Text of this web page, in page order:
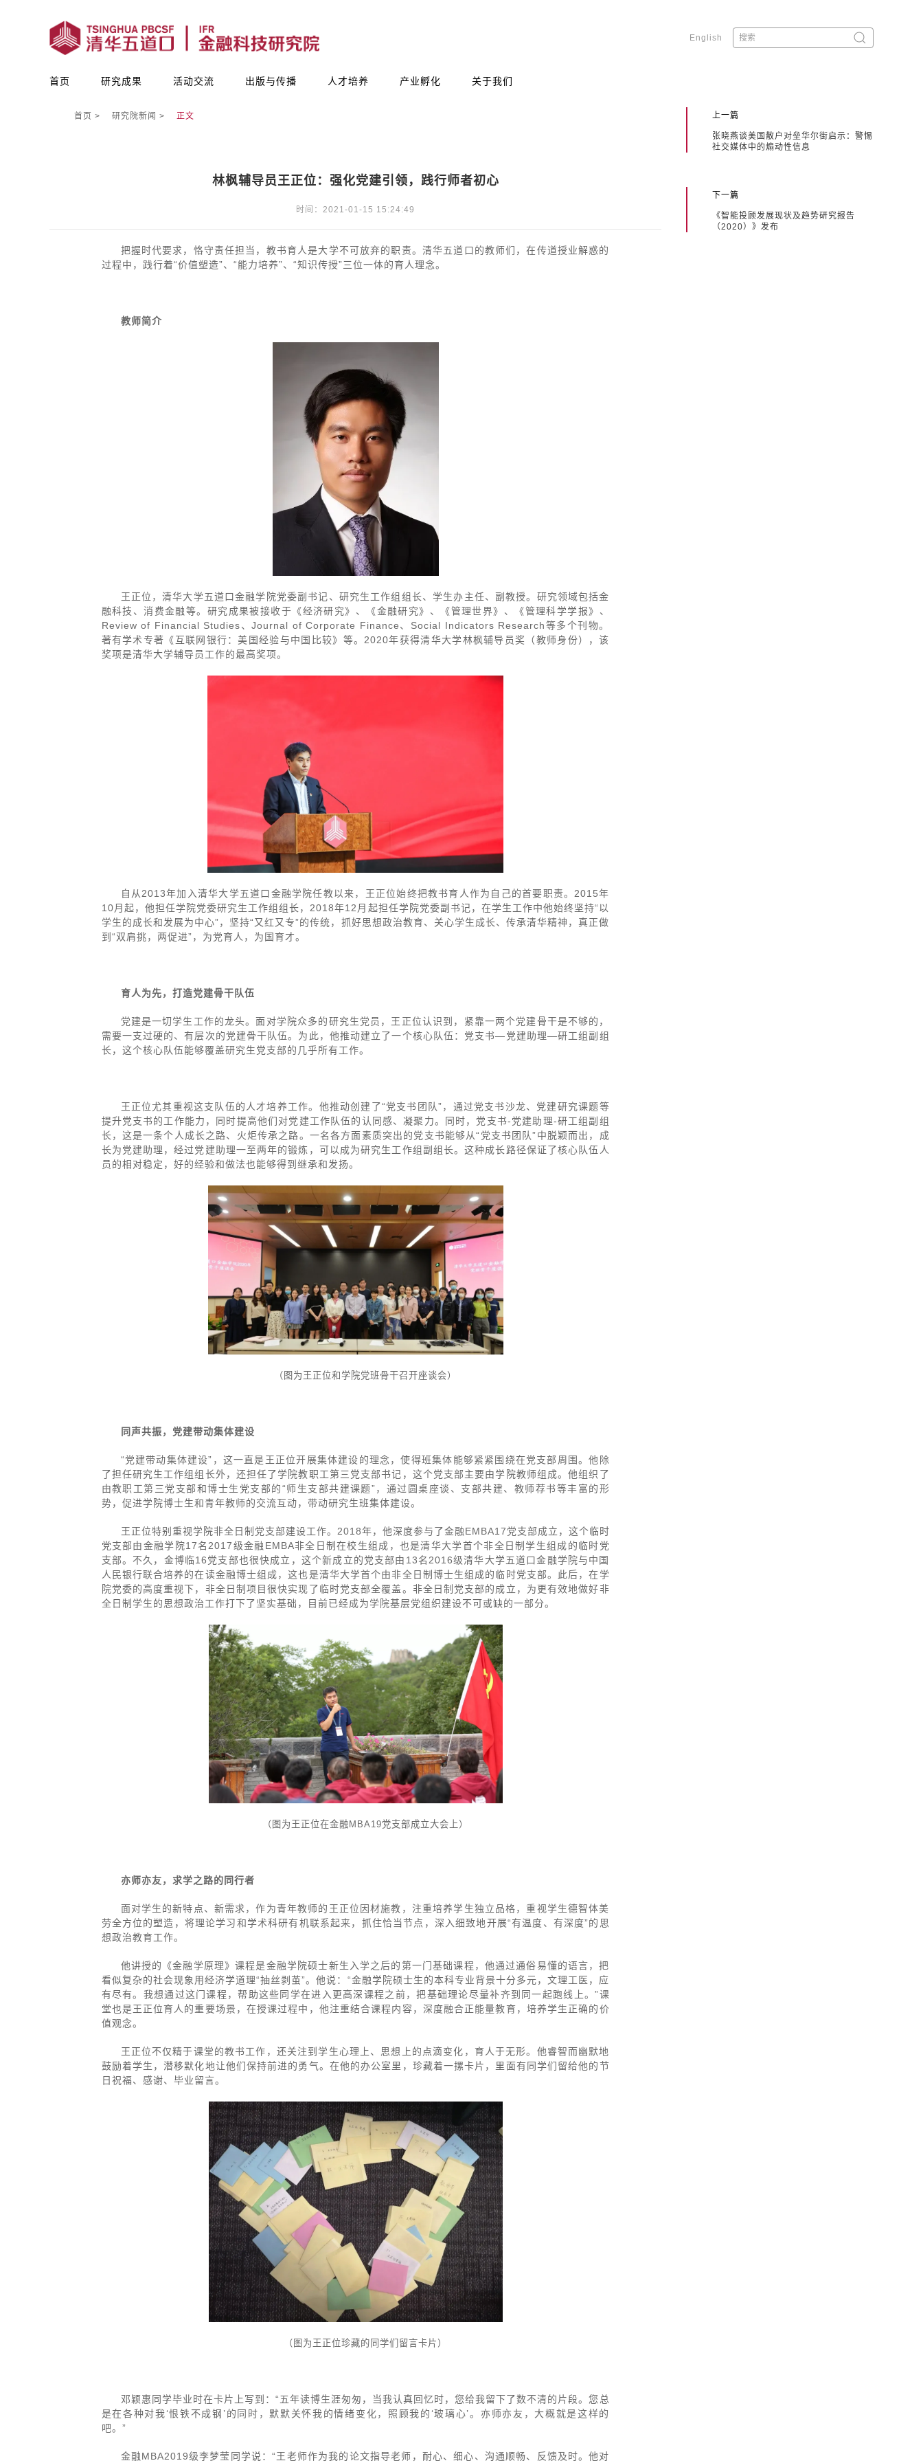
English
首页 研究成果 活动交流 出版与传播 人才培养 产业孵化 关于我们
首页 研究院新闻 正文
林枫辅导员王正位：强化党建引领，践行师者初心
时间：2021-01-15 15:24:49
把握时代要求，恪守责任担当，教书育人是大学不可放弃的职责。清华五道口的教师们，在传道授业解惑的
过程中，践行着“价值塑造”、“能力培养”、“知识传授”三位一体的育人理念。
教师简介
王正位，清华大学五道口金融学院党委副书记、研究生工作组组长、学生办主任、副教授。研究领域包括金
融科技、消费金融等。研究成果被接收于《经济研究》、《金融研究》、《管理世界》、《管理科学学报》、
Review of Financial Studies、Journal of Corporate Finance、Social Indicators Research等多个刊物。
著有学术专著《互联网银行：美国经验与中国比较》等。2020年获得清华大学林枫辅导员奖（教师身份），该
奖项是清华大学辅导员工作的最高奖项。
自从2013年加入清华大学五道口金融学院任教以来，王正位始终把教书育人作为自己的首要职责。2015年
10月起，他担任学院党委研究生工作组组长，2018年12月起担任学院党委副书记，在学生工作中他始终坚持“以
学生的成长和发展为中心”，坚持“又红又专”的传统，抓好思想政治教育、关心学生成长、传承清华精神，真正做
到“双肩挑，两促进”，为党育人，为国育才。
育人为先，打造党建骨干队伍
党建是一切学生工作的龙头。面对学院众多的研究生党员，王正位认识到，紧靠一两个党建骨干是不够的，
需要一支过硬的、有层次的党建骨干队伍。为此，他推动建立了一个核心队伍：党支书—党建助理—研工组副组
长，这个核心队伍能够覆盖研究生党支部的几乎所有工作。
王正位尤其重视这支队伍的人才培养工作。他推动创建了“党支书团队”，通过党支书沙龙、党建研究课题等
提升党支书的工作能力，同时提高他们对党建工作队伍的认同感、凝聚力。同时，党支书-党建助理-研工组副组
长，这是一条个人成长之路、火炬传承之路。一名各方面素质突出的党支书能够从“党支书团队”中脱颖而出，成
长为党建助理，经过党建助理一至两年的锻炼，可以成为研究生工作组副组长。这种成长路径保证了核心队伍人
员的相对稳定，好的经验和做法也能够得到继承和发扬。
（图为王正位和学院党班骨干召开座谈会）
同声共振，党建带动集体建设
“党建带动集体建设”，这一直是王正位开展集体建设的理念，使得班集体能够紧紧围绕在党支部周围。他除
了担任研究生工作组组长外，还担任了学院教职工第三党支部书记，这个党支部主要由学院教师组成。他组织了
由教职工第三党支部和博士生党支部的“师生支部共建课题”，通过圆桌座谈、支部共建、教师荐书等丰富的形
势，促进学院博士生和青年教师的交流互动，带动研究生班集体建设。
王正位特别重视学院非全日制党支部建设工作。2018年，他深度参与了金融EMBA17党支部成立，这个临时
党支部由金融学院17名2017级金融EMBA非全日制在校生组成，也是清华大学首个非全日制学生组成的临时党
支部。不久，金博临16党支部也很快成立，这个新成立的党支部由13名2016级清华大学五道口金融学院与中国
人民银行联合培养的在读金融博士组成，这也是清华大学首个由非全日制博士生组成的临时党支部。此后，在学
院党委的高度重视下，非全日制项目很快实现了临时党支部全覆盖。非全日制党支部的成立，为更有效地做好非
全日制学生的思想政治工作打下了坚实基础，目前已经成为学院基层党组织建设不可或缺的一部分。
（图为王正位在金融MBA19党支部成立大会上）
亦师亦友，求学之路的同行者
面对学生的新特点、新需求，作为青年教师的王正位因材施教，注重培养学生独立品格，重视学生德智体美
劳全方位的塑造，将理论学习和学术科研有机联系起来，抓住恰当节点，深入细致地开展“有温度、有深度”的思
想政治教育工作。
他讲授的《金融学原理》课程是金融学院硕士新生入学之后的第一门基础课程，他通过通俗易懂的语言，把
看似复杂的社会现象用经济学道理“抽丝剥茧”。他说：“金融学院硕士生的本科专业背景十分多元，文理工医，应
有尽有。我想通过这门课程，帮助这些同学在进入更高深课程之前，把基础理论尽量补齐到同一起跑线上。”课
堂也是王正位育人的重要场景，在授课过程中，他注重结合课程内容，深度融合正能量教育，培养学生正确的价
值观念。
王正位不仅精于课堂的教书工作，还关注到学生心理上、思想上的点滴变化，育人于无形。他睿智而幽默地
鼓励着学生，潜移默化地让他们保持前进的勇气。在他的办公室里，珍藏着一摞卡片，里面有同学们留给他的节
日祝福、感谢、毕业留言。
（图为王正位珍藏的同学们留言卡片）
邓颖惠同学毕业时在卡片上写到：“五年读博生涯匆匆，当我认真回忆时，您给我留下了数不清的片段。您总
是在各种对我‘恨铁不成钢’的同时，默默关怀我的情绪变化，照顾我的‘玻璃心’。亦师亦友，大概就是这样的
吧。”
金融MBA2019级李梦莹同学说：“王老师作为我的论文指导老师，耐心、细心、沟通顺畅、反馈及时。他对
上一篇
张晓燕谈美国散户对垒华尔街启示：警惕
社交媒体中的煽动性信息
下一篇
《智能投顾发展现状及趋势研究报告
（2020）》发布